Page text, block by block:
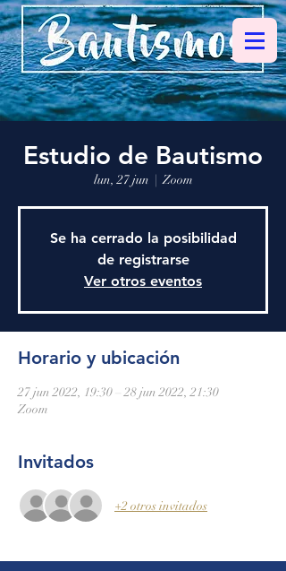
Estudio de Bautismo
lun, 27 jun
  |
Zoom
Se ha cerrado la posibilidad
de registrarse
Ver otros eventos
Horario y ubicación
27 jun 2022, 19:30 – 28 jun 2022, 21:30
Zoom
Invitados
+2 otros invitados